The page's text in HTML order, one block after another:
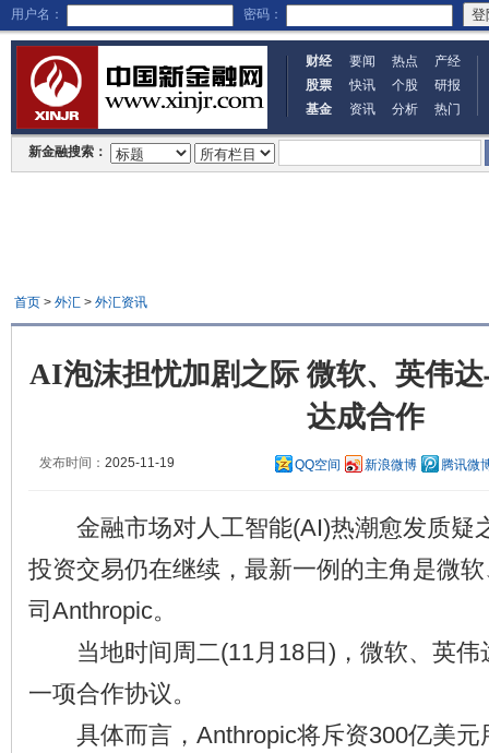
用户名： 密码：
财经 要闻 热点
产经
股票
快讯 个股
研报
基金
资讯 分析 热门
新金融搜索：
首页> 外汇> 外汇资讯
AI泡沫担忧加剧之际 微软、英伟
达成合作
发布时间： 2025-11-19 QQ空间 新浪微博 腾讯微
金融市场对人工智能(AI)热潮愈发质疑
投资交易仍在继续，最新一例的主角是微
司Anthropic。
当地时间周二(11月18日)，微软、英伟
一项合作协议。
具体而言，Anthropic将斥资300亿美元